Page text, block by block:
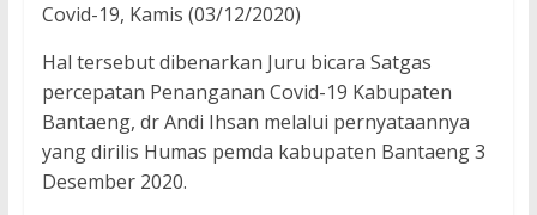
Covid-19, Kamis (03/12/2020)
Hal tersebut dibenarkan Juru bicara Satgas
percepatan Penanganan Covid-19 Kabupaten
Bantaeng, dr Andi Ihsan melalui pernyataannya
yang dirilis Humas pemda kabupaten Bantaeng 3
Desember 2020.